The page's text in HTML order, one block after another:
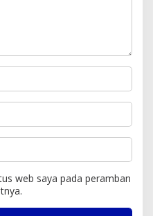
web saya pada peramban